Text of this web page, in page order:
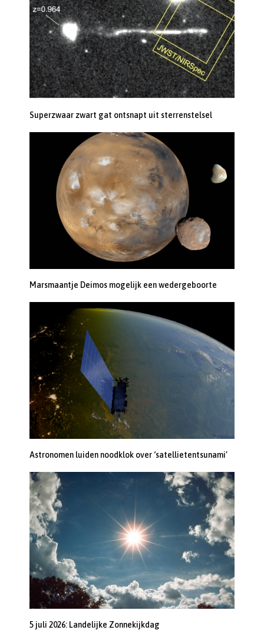
Superzwaar zwart gat ontsnapt uit sterrenstelsel
Marsmaantje Deimos mogelijk een wedergeboorte
Astronomen luiden noodklok over ‘satellietentsunami’
5 juli 2026: Landelijke Zonnekijkdag